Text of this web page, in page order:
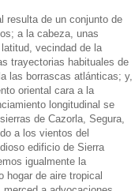
resulta de un conjunto de
a la cabeza, unas
vecindad de la
trayectorias habituales de
las borrascas atlánticas; y,
oriental cara a la
longitudinal se
de Cazorla, Segura,
a los vientos del
edificio de Sierra
igualmente la
hogar de aire tropical